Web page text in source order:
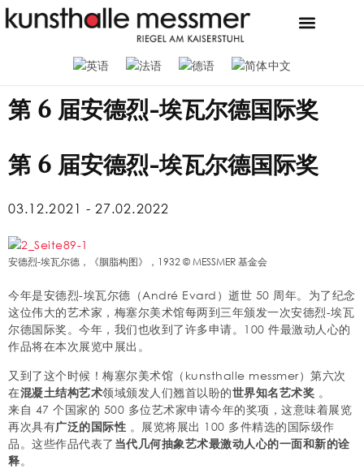
第 6 届安德烈-埃瓦尔德国际奖
第 6 届安德烈-埃瓦尔德国际奖
03.12.2021 - 27.02.2022
安德烈-埃瓦尔德，《胭脂构图》，1932 © MESSMER 基金会
今年是安德烈-埃瓦尔德（André Evard）逝世 50 周年。为了纪念
这位伟大的艺术家，梅塞尔美术馆每两到三年颁发一次安德烈-埃瓦
尔德国际奖。今年，我们也收到了许多申请。100 件最激动人心的
作品将在本次展览中展出。
又到了这个时候！梅塞尔美术馆（kunsthalle messmer）第六次
在混凝土结构艺术领域颁发人们翘首以盼的世界知名艺术奖 。
来自 47 个国家的 500 多位艺术家申请今年的奖项，这意味着展览
再次具有广泛的国际性 。展览将展出 100 多件精选的国际级作
品。这些作品代表了 当代几何抽象艺术最激动人心的一面和新的诠
释。